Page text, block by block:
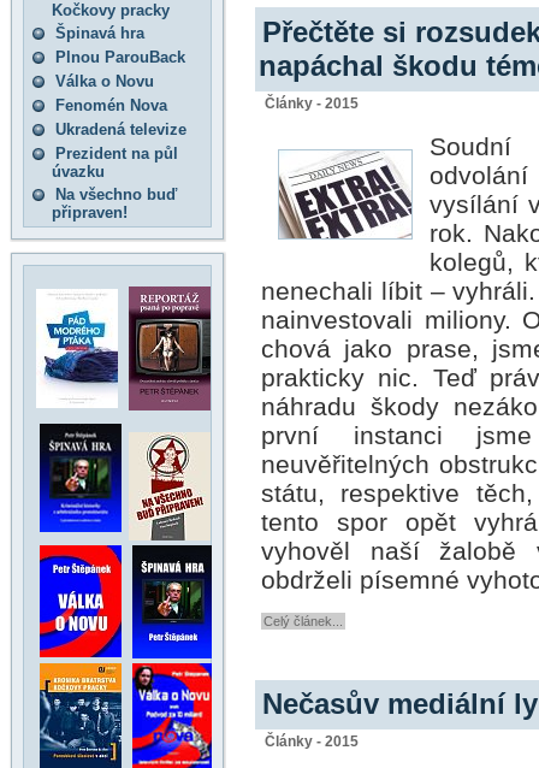
Kočkovy pracky
Špinavá hra
Plnou ParouBack
Válka o Novu
Fenomén Nova
Ukradená televize
Prezident na půl
úvazku
Na všechno buď
připraven!
Přečtěte si
napáchal škodu
Články - 2015
Soudní
vysílání
rok.
kolegů,
nenechali líbit –
nainvestovali miliony.
chová jako prase,
prakticky nic. Teď
náhradu škody
první instanci
neuvěřitelných
státu, respektive
tento spor opět
vyhověl naší žalobě
obdrželi písemné
Celý článek...
Nečasův mediální
Články - 2015